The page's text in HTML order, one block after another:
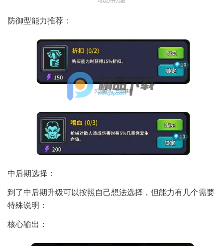
防御型能力推荐：
中后期选择：
到了中后期升级可以按照自己想法选择，但能力有几个需要
特殊说明：
核心输出：